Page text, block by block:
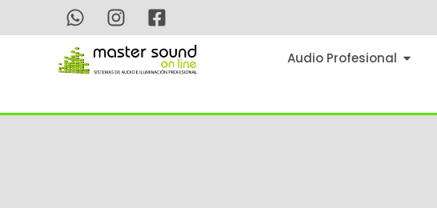
Audio Profesional